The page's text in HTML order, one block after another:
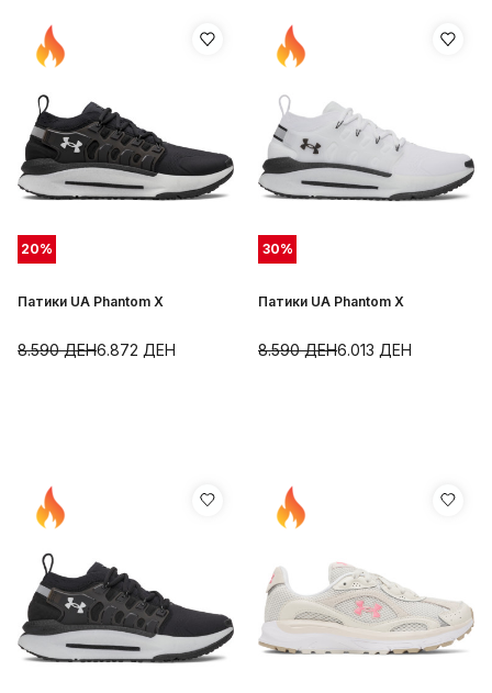
20%
Патики UA Phantom X
6.872 ДЕН
8.590ДЕН
30%
Патики UA Phantom X
6.013 ДЕН
8.590ДЕН